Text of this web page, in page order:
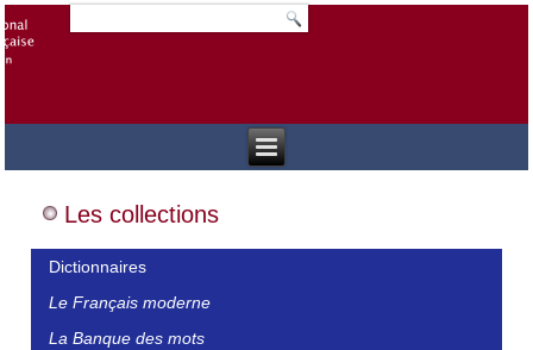
Les collections
Dictionnaires
Le Français moderne
La Banque des mots